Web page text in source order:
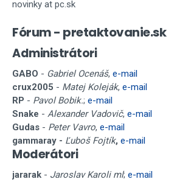
novinky at pc.sk
Fórum - pretaktovanie.sk
Administrátori
GABO - Gabriel Ocenáš, e-mail
crux2005 - Matej Koleják, e-mail
RP - Pavol Bobik.; e-mail
Snake - Alexander Vadovič, e-mail
Gudas - Peter Vavro, e-mail
gammaray - Ľuboš Fojtík, e-mail
Moderátori
jararak - Jaroslav Karoli ml; e-mail